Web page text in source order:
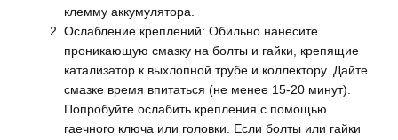
клемму аккумулятора.
Ослабление креплений: Обильно нанесите
проникающую смазку на болты и гайки, крепящие
катализатор к выхлопной трубе и коллектору. Дайте
смазке время впитаться (не менее 15-20 минут).
Попробуйте ослабить крепления с помощью
гаечного ключа или головки. Если болты или гайки